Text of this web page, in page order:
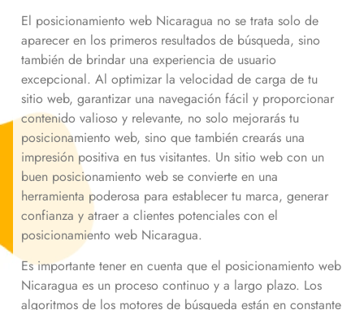
El posicionamiento web Nicaragua no se trata solo de
aparecer en los primeros resultados de búsqueda, sino
también de brindar una experiencia de usuario
excepcional. Al optimizar la velocidad de carga de tu
sitio web, garantizar una navegación fácil y proporcionar
contenido valioso y relevante, no solo mejorarás tu
posicionamiento web, sino que también crearás una
impresión positiva en tus visitantes. Un sitio web con un
buen posicionamiento web se convierte en una
herramienta poderosa para establecer tu marca, generar
confianza y atraer a clientes potenciales con el
posicionamiento web Nicaragua.
Es importante tener en cuenta que el posicionamiento web
Nicaragua es un proceso continuo y a largo plazo. Los
algoritmos de los motores de búsqueda están en constante